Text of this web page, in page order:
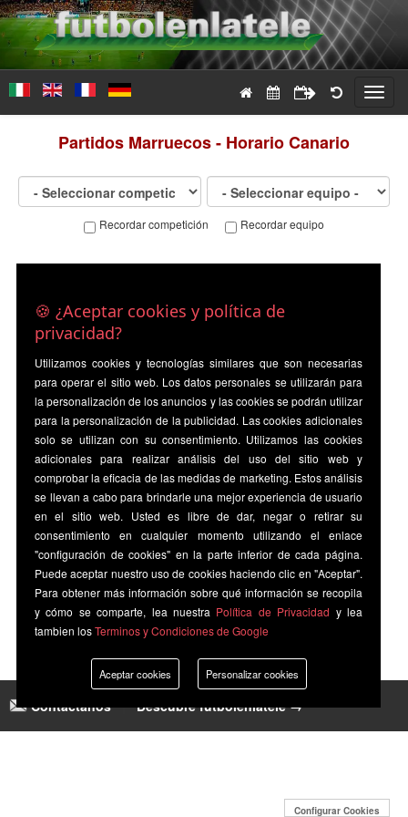
Partidos Marruecos - Horario Canario
Recordar competición Recordar equipo
Contáctanos|Descubre futbolenlatele →
Configurar Cookies
🍪 ¿Aceptar cookies y política de
privacidad?
Utilizamos cookies y tecnologías similares que son necesarias
para operar el sitio web. Los datos personales se utilizarán para
la personalización de los anuncios y las cookies se podrán utilizar
para la personalización de la publicidad. Las cookies adicionales
solo se utilizan con su consentimiento. Utilizamos las cookies
adicionales para realizar análisis del uso del sitio web y
comprobar la eficacia de las medidas de marketing. Estos análisis
se llevan a cabo para brindarle una mejor experiencia de usuario
en el sitio web. Usted es libre de dar, negar o retirar su
consentimiento en cualquier momento utilizando el enlace
"configuración de cookies" en la parte inferior de cada página.
Puede aceptar nuestro uso de cookies haciendo clic en "Aceptar".
Para obtener más información sobre qué información se recopila
y cómo se comparte, lea nuestra Política de Privacidad y lea
tambien losTerminos y Condiciones de Google
Aceptar cookies Personalizar cookies